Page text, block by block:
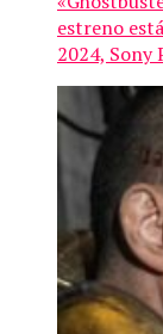
estreno
2024, Sony